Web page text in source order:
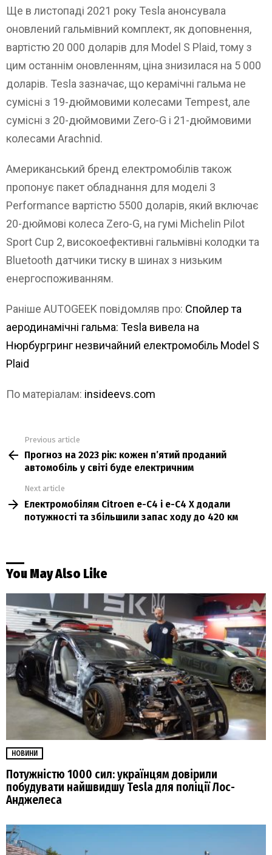
Ще в листопаді 2021 року Tesla анонсувала
оновлений гальмівний комплект, як доповнення,
вартістю 20 000 доларів для Model S Plaid, тому з
цим останнім оновленням, ціна знизилася на 5 000
доларів. Tesla зазначає, що керамічні гальма не
сумісні з 19-дюймовими колесами Tempest, але
сумісні з 20-дюймовими Zero-G і 21-дюймовими
колесами Arachnid.
Американський бренд електромобілів також
пропонує пакет обладнання для моделі 3
Performance вартістю 5500 доларів, який включає
20-дюймові колеса Zero-G, на гумі Michelin Pilot
Sport Cup 2, високоефективні гальмівні колодки та
Bluetooth датчики тиску в шинах з низьким
енергоспоживанням.
Раніше AUTOGEEK повідомляв про: Спойлер та
аеродинамічні гальма: Tesla вивела на
Нюрбургринг незвичайний електромобіль Model S
Plaid
По матеріалам: insideevs.com
more
Previous article
Прогноз на 2023 рік: кожен п’ятий проданий
автомобіль у світі буде електричним
Next article
Електромобілям Citroen e-С4 і e-С4 X додали
потужності та збільшили запас ходу до 420 км
You May Also Like
НОВИНИ
Потужністю 1000 сил: українцям довірили
побудувати найшвидшу Tesla для поліції Лос-
Анджелеса